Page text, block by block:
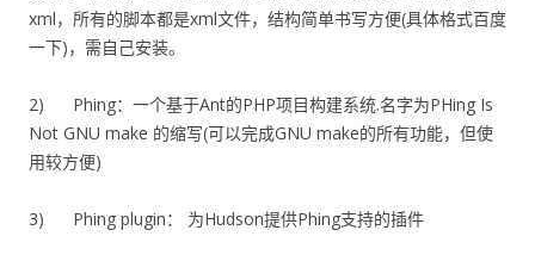
xml，所有的脚本都是xml文件，结构简单书写方便(具体格式百度
一下)，需自己安装。
2) Phing：一个基于Ant的PHP项目构建系统.名字为PHing Is
Not GNU make 的缩写(可以完成GNU make的所有功能，但使
用较方便)
3) Phing plugin： 为Hudson提供Phing支持的插件